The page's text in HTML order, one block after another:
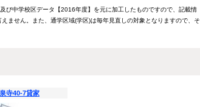
び中学校区データ【2016年度】を元に加工したものですので、記載情
ません。また、通学区域(学区)は毎年見直しの対象となりますので、そ
寺40-7貸家